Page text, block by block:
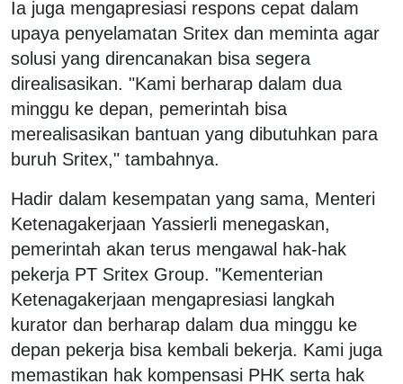
Ia juga mengapresiasi respons cepat dalam
upaya penyelamatan Sritex dan meminta agar
solusi yang direncanakan bisa segera
direalisasikan. "Kami berharap dalam dua
minggu ke depan, pemerintah bisa
merealisasikan bantuan yang dibutuhkan para
buruh Sritex," tambahnya.
Hadir dalam kesempatan yang sama, Menteri
Ketenagakerjaan Yassierli menegaskan,
pemerintah akan terus mengawal hak-hak
pekerja PT Sritex Group. "Kementerian
Ketenagakerjaan mengapresiasi langkah
kurator dan berharap dalam dua minggu ke
depan pekerja bisa kembali bekerja. Kami juga
memastikan hak kompensasi PHK serta hak